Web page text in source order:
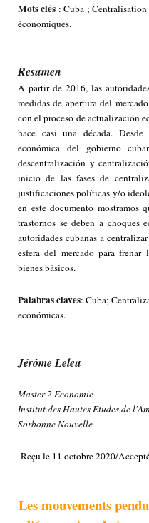
Mots clés : Cuba ;
économiques.
Resumen
A partir de 2016, las
medidas de apertura del
con el proceso de actualización
hace casi una década.
económica del gobierno
descentralización y
inicio de las fases de
justificaciones políticas y/o
en este documento mostramos
trastornos se deben a choques
autoridades cubanas a
esfera del mercado para
bienes básicos.
Palabras claves: Cuba;
económicas.
------------------------------
Jérôme Leleu
Master 2 Economie
Institut des Hautes Etudes de
Sorbonne Nouvelle
Reçu le 11 octobre 2020/
Les mouvements